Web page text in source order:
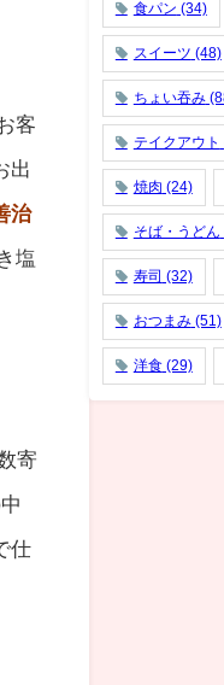
客
出
治
塩
寄
仕
食パン (34)
スイーツ (48)
ちょい吞み
テイクアウト
焼肉 (24)
そば・うどん
寿司 (32)
おつまみ(51)
洋食(29)